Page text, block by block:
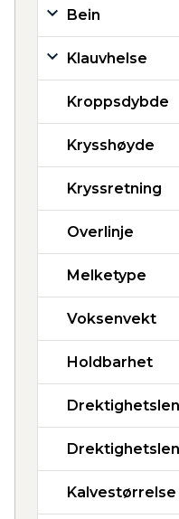
Bein
Klauvhelse
Kroppsdybde
Krysshøyde
Kryssretning
Overlinje
Melketype
Voksenvekt
Holdbarhet